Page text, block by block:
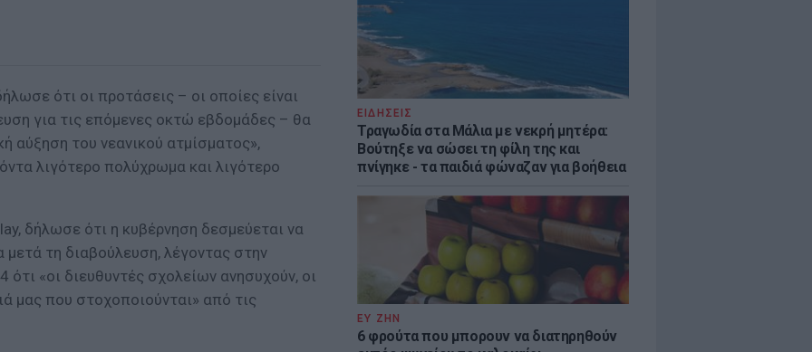
ΕΙΔΗΣΕΙΣ
Τραγωδία στα Μάλια με νεκρή μητέρα:
Βούτηξε να σώσει τη φίλη της και
πνίγηκε - τα παιδιά φώναζαν για βοήθεια
ΕΥ ΖΗΝ
6 φρούτα που μπορουν να διατηρηθούν
ότι οι προτάσεις – οι οποίες είναι
για τις επόμενες οκτώ εβδομάδες – θα
αύξηση του νεανικού ατμίσματος»,
λιγότερο πολύχρωμα και λιγότερο
δήλωσε ότι η κυβέρνηση δεσμεύεται να
τη διαβούλευση, λέγοντας στην
ότι «οι διευθυντές σχολείων ανησυχούν, οι
μας που στοχοποιούνται» από τις